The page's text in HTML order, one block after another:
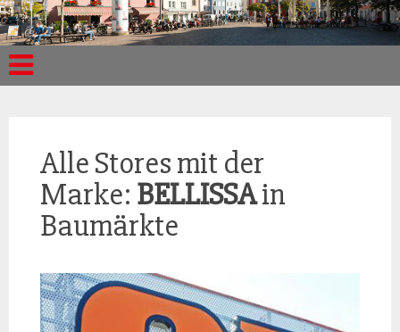
Alle Stores mit der
Marke: BELLISSAin
Baumärkte